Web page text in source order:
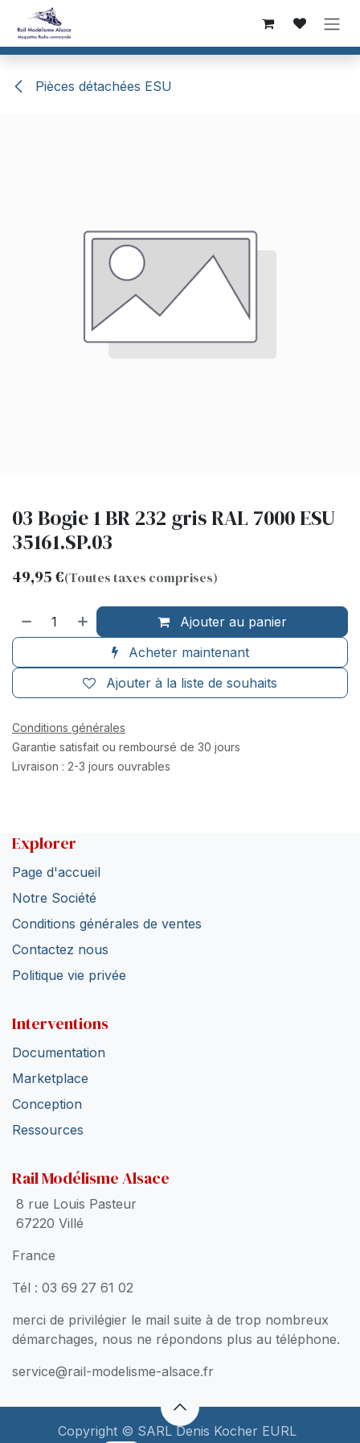
Se rendre au contenu
Pièces détachées ESU
03 Bogie 1 BR 232 gris RAL 7000 ESU
35161.SP.03
49,95€(Toutes taxes comprises)
Ajouter au panier
Acheter maintenant
Ajouter à la liste de souhaits
Conditions générales
Garantie satisfait ou remboursé de 30 jours
Livraison : 2-3 jours ouvrables
Explorer
Page d'accueil
Notre Société
Conditions générales de ventes
Contactez nous
Politique vie privée
Interventions
Documentation
Marketplace
Conception
Ressources
Rail Modélisme Alsace
8 rue Louis Pasteur
67220 Villé
France
Tél : 03 69 27 61 02
merci de privilégier le mail suite à de trop nombreux
démarchages, nous ne répondons plus au téléphone.
service@rail-modelisme-alsace.fr
Copyright © SARL Denis Kocher EURL